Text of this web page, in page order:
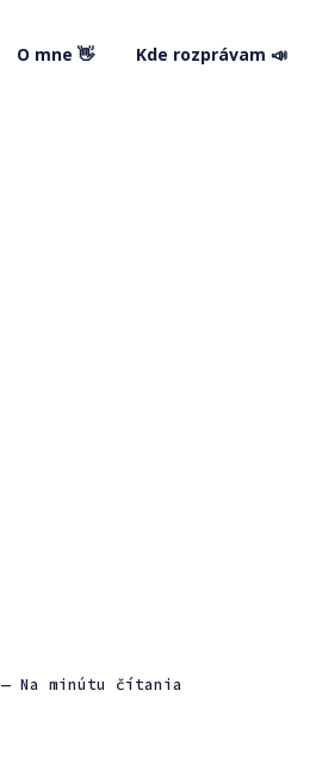
O mne 👋 Kde rozprávam 📣
— Na minútu čítania